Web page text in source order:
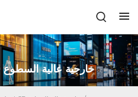
شاشة LCD خارجية عالية السطوع